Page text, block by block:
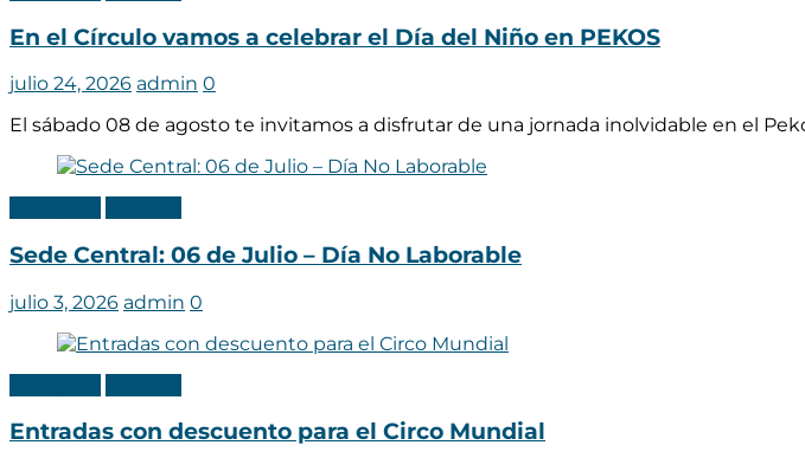
En el Círculo vamos a celebrar el Día del Niño en PEKOS
julio 24, 2026 admin 0
El sábado 08 de agosto te invitamos a disfrutar de una jornada inolvidable en el
Sede Central: 06 de Julio – Día No Laborable
julio 3, 2026 admin 0
Entradas con descuento para el Circo Mundial